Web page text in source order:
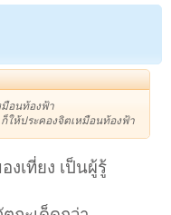
อนท้องฟ้า
ให้ประคองจิตเหมือนท้องฟ้า
เที่ยง เป็นผู้รู้